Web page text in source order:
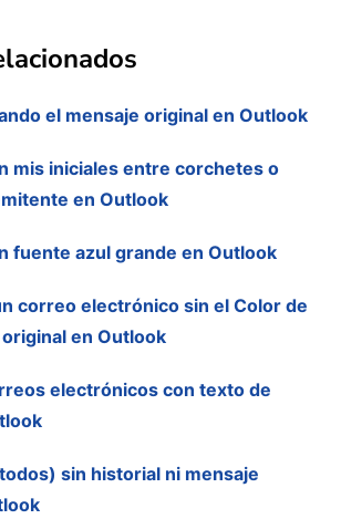
el mensaje original en Outlook
mis iniciales entre corchetes o
en Outlook
fuente azul grande en Outlook
correo electrónico sin el Color de
en Outlook
electrónicos con texto de
sin historial ni mensaje